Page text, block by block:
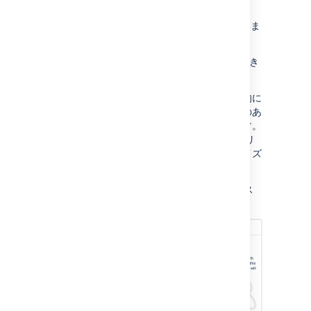
必要な詳細を入力し、スペースを作成しま
スペース キーをあとから変更することはでき
作成した各スペースにはホームページが自動的に
作成され、このスペースを表示する人に関連のあ
る情報を表示するようにカスタマイズできます。
スペースを作成するときにスペース ブループリ
ントを使用すると、ホームページがカスタマイズ
サイト スペースを作成するには、"スペース